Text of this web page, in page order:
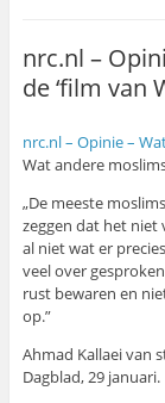
nrc.nl –
de ‘film van
nrc.nl – Opinie –
Wat andere
„De meeste
zeggen dat het niet
al niet wat er
veel over
rust bewaren en
op.”
Ahmad Kallaei van
Dagblad, 29 januari.